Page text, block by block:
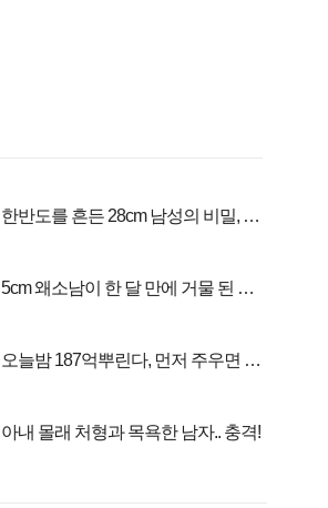
한반도를 흔든 28cm 남성의 비밀, 매
5cm 왜소남이 한 달 만에 거물 된 사
오늘밤 187억뿌린다, 먼저 주우면 최
아내 몰래 처형과 목욕한 남자.. 충격!